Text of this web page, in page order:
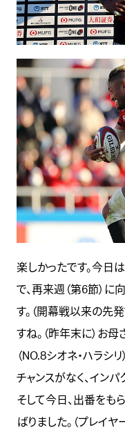
楽しかったです。今日
で、再来週（第6節）に
す。（開幕戦以来の先
すね。（昨年末に）お
（NO.8シオネ・ハラシ
チャンスがなく、インパ
そして今日、出番をも
ばりました。（プレイヤ